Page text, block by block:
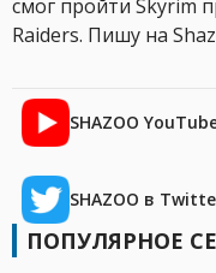
смог пройти Skyrim
Raiders. Пишу на
SHAZOO
SHAZOO в
ПОПУЛЯРНОЕ